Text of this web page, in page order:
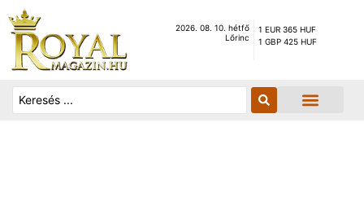
2026. 08. 10. hétfő
Lőrinc
1 EUR 365 HUF
1 GBP 425 HUF